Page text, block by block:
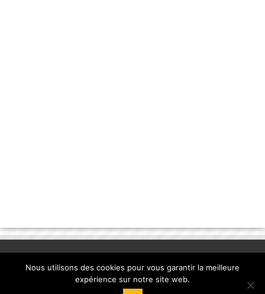
Nous utilisons des cookies pour vous garantir la meilleure
expérience sur notre site web.